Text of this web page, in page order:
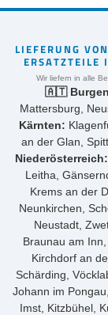
LIEFERUNG
ERSATZTEILE
Wir liefern in alle
🇦🇹
Mattersburg,
Kärnten:
an der Glan,
Niederösterreich:
Leitha,
Krems an der
Neunkirchen,
Neustadt,
Braunau am
Kirchdorf an
Schärding,
Johann im
Imst, Kitzbühel,